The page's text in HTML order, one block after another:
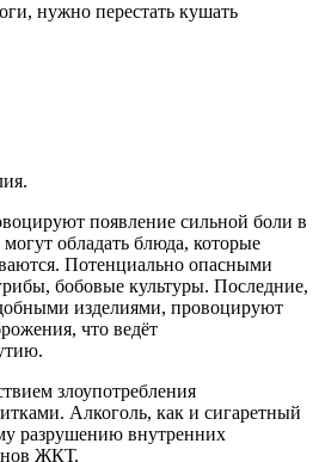
нужно перестать кушать
появление сильной боли в
обладать блюда, которые
Потенциально опасными
бобовые культуры. Последние,
изделиями, провоцируют
что ведёт
злоупотребления
Алкоголь, как и сигаретный
разрушению внутренних
ЖКТ.